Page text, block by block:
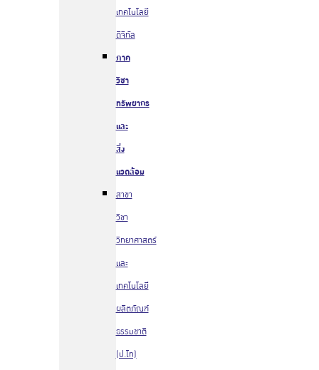
เทคโนโลยี
ดิจิทัล
ภาค
วิชา
ทรัพยากร
และ
สิ่ง
แวดล้อม
สาขา
วิชา
วิทยาศาสตร์
และ
เทคโนโลยี
ผลิตภัณฑ์
ธรรมชาติ
(ป.โท)